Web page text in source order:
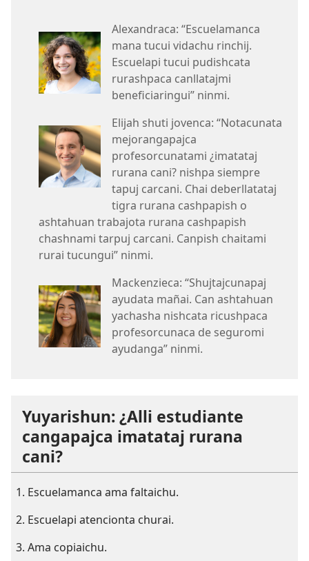
Alexandraca: “Escuelamanca
mana tucui vidachu rinchij.
Escuelapi tucui pudishcata
rurashpaca canllatajmi
beneficiaringui” ninmi.
Elijah shuti jovenca: “Notacunata
mejorangapajca
profesorcunatami ¿imatataj
rurana cani? nishpa siempre
tapuj carcani. Chai deberllatataj
tigra rurana cashpapish o
ashtahuan trabajota rurana cashpapish
chashnami tarpuj carcani. Canpish chaitami
rurai tucungui” ninmi.
Mackenzieca: “Shujtajcunapaj
ayudata mañai. Can ashtahuan
yachasha nishcata ricushpaca
profesorcunaca de seguromi
ayudanga” ninmi.
Yuyarishun: ¿Alli estudiante
cangapajca imatataj rurana
cani?
Escuelamanca ama faltaichu.
Escuelapi atencionta churai.
Ama copiaichu.